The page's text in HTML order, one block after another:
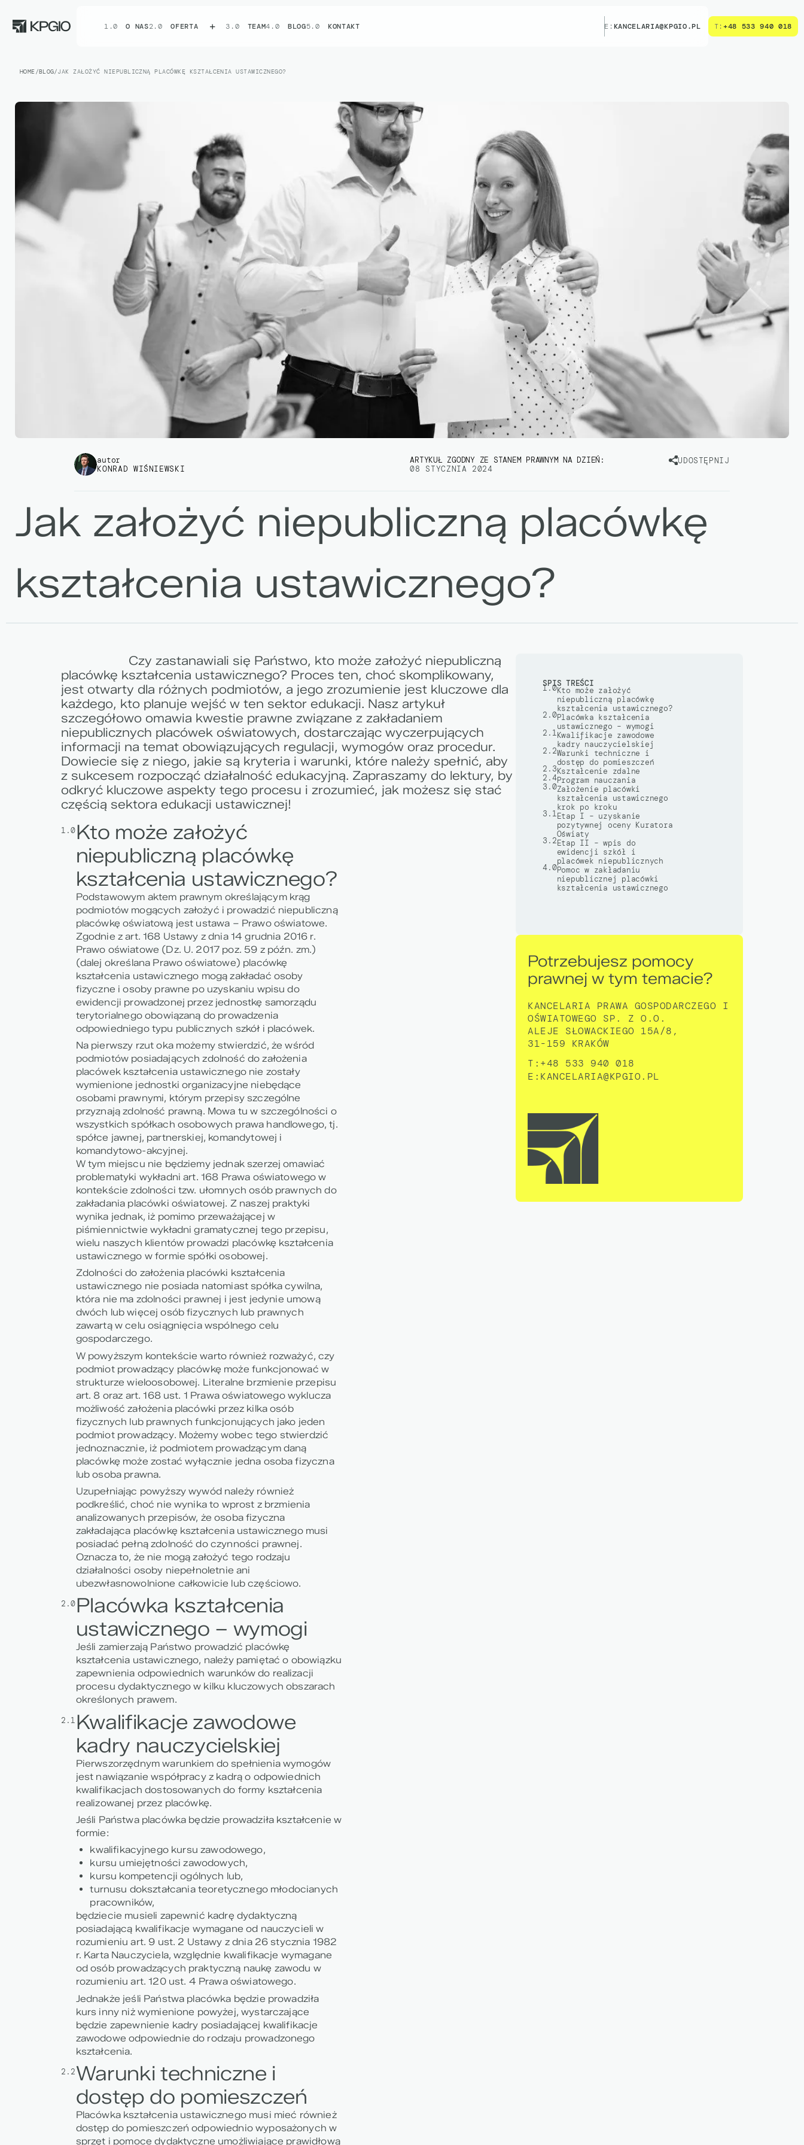
1.0 O NAS2.0 OFERTA 3.0 TEAM4.0 BLOG5.0 KONTAKT E: KANCELARIA@KPGIO.PL T:+48 533 940 018
HOME/BLOG/JAK ZAŁOŻYĆ NIEPUBLICZNĄ PLACÓWKĘ KSZTAŁCENIA USTAWICZNEGO?
autor
KONRAD WIŚNIEWSKI
ARTYKUŁ ZGODNY ZE STANEM PRAWNYM NA DZIEŃ:
08 STYCZNIA 2024
UDOSTĘPNIJ
Jak założyć niepubliczną placówkę
kształcenia ustawicznego?
Czy zastanawiali się Państwo, kto może założyć niepubliczną
placówkę kształcenia ustawicznego? Proces ten, choć skomplikowany,
jest otwarty dla różnych podmiotów, a jego zrozumienie jest kluczowe dla
każdego, kto planuje wejść w ten sektor edukacji. Nasz artykuł
szczegółowo omawia kwestie prawne związane z zakładaniem
niepublicznych placówek oświatowych, dostarczając wyczerpujących
informacji na temat obowiązujących regulacji, wymogów oraz procedur.
Dowiecie się z niego, jakie są kryteria i warunki, które należy spełnić, aby
z sukcesem rozpocząć działalność edukacyjną. Zapraszamy do lektury, by
odkryć kluczowe aspekty tego procesu i zrozumieć, jak możesz się stać
częścią sektora edukacji ustawicznej!
1.0 Kto może założyć
niepubliczną placówkę
kształcenia ustawicznego?
Podstawowym aktem prawnym określającym krąg
podmiotów mogących założyć i prowadzić niepubliczną
placówkę oświatową jest ustawa – Prawo oświatowe.
Zgodnie z art. 168 Ustawy z dnia 14 grudnia 2016 r.
Prawo oświatowe (Dz. U. 2017 poz. 59 z późn. zm.)
(dalej określana Prawo oświatowe) placówkę
kształcenia ustawicznego mogą zakładać osoby
fizyczne i osoby prawne po uzyskaniu wpisu do
ewidencji prowadzonej przez jednostkę samorządu
terytorialnego obowiązaną do prowadzenia
odpowiedniego typu publicznych szkół i placówek.
Na pierwszy rzut oka możemy stwierdzić, że wśród
podmiotów posiadających zdolność do założenia
placówek kształcenia ustawicznego nie zostały
wymienione jednostki organizacyjne niebędące
osobami prawnymi, którym przepisy szczególne
przyznają zdolność prawną. Mowa tu w szczególności o
wszystkich spółkach osobowych prawa handlowego, tj.
spółce jawnej, partnerskiej, komandytowej i
komandytowo-akcyjnej.
W tym miejscu nie będziemy jednak szerzej omawiać
problematyki wykładni art. 168 Prawa oświatowego w
kontekście zdolności tzw. ułomnych osób prawnych do
zakładania placówki oświatowej. Z naszej praktyki
wynika jednak, iż pomimo przeważającej w
piśmiennictwie wykładni gramatycznej tego przepisu,
wielu naszych klientów prowadzi placówkę kształcenia
ustawicznego w formie spółki osobowej.
Zdolności do założenia placówki kształcenia
ustawicznego nie posiada natomiast spółka cywilna,
która nie ma zdolności prawnej i jest jedynie umową
dwóch lub więcej osób fizycznych lub prawnych
zawartą w celu osiągnięcia wspólnego celu
gospodarczego.
W powyższym kontekście warto również rozważyć, czy
podmiot prowadzący placówkę może funkcjonować w
strukturze wieloosobowej. Literalne brzmienie przepisu
art. 8 oraz art. 168 ust. 1 Prawa oświatowego wyklucza
możliwość założenia placówki przez kilka osób
fizycznych lub prawnych funkcjonujących jako jeden
podmiot prowadzący. Możemy wobec tego stwierdzić
jednoznacznie, iż podmiotem prowadzącym daną
placówkę może zostać wyłącznie jedna osoba fizyczna
lub osoba prawna.
Uzupełniając powyższy wywód należy również
podkreślić, choć nie wynika to wprost z brzmienia
analizowanych przepisów, że osoba fizyczna
zakładająca placówkę kształcenia ustawicznego musi
posiadać pełną zdolność do czynności prawnej.
Oznacza to, że nie mogą założyć tego rodzaju
działalności osoby niepełnoletnie ani
ubezwłasnowolnione całkowicie lub częściowo.
2.0 Placówka kształcenia
ustawicznego – wymogi
Jeśli zamierzają Państwo prowadzić placówkę
kształcenia ustawicznego, należy pamiętać o obowiązku
zapewnienia odpowiednich warunków do realizacji
procesu dydaktycznego w kilku kluczowych obszarach
określonych prawem.
2.1 Kwalifikacje zawodowe
kadry nauczycielskiej
Pierwszorzędnym warunkiem do spełnienia wymogów
jest nawiązanie współpracy z kadrą o odpowiednich
kwalifikacjach dostosowanych do formy kształcenia
realizowanej przez placówkę.
Jeśli Państwa placówka będzie prowadziła kształcenie w
formie:
kwalifikacyjnego kursu zawodowego,
kursu umiejętności zawodowych,
kursu kompetencji ogólnych lub,
turnusu dokształcania teoretycznego młodocianych
pracowników,
będziecie musieli zapewnić kadrę dydaktyczną
posiadającą kwalifikacje wymagane od nauczycieli w
rozumieniu art. 9 ust. 2 Ustawy z dnia 26 stycznia 1982
r. Karta Nauczyciela, względnie kwalifikacje wymagane
od osób prowadzących praktyczną naukę zawodu w
rozumieniu art. 120 ust. 4 Prawa oświatowego.
Jednakże jeśli Państwa placówka będzie prowadziła
kurs inny niż wymienione powyżej, wystarczające
będzie zapewnienie kadry posiadającej kwalifikacje
zawodowe odpowiednie do rodzaju prowadzonego
kształcenia.
2.2Warunki techniczne i
dostęp do pomieszczeń
Placówka kształcenia ustawicznego musi mieć również
dostęp do pomieszczeń odpowiednio wyposażonych w
sprzęt i pomoce dydaktyczne umożliwiające prawidłową
SPIS TREŚCI
1.0Kto może założyć
niepubliczną placówkę
kształcenia ustawicznego?
2.0Placówka kształcenia
ustawicznego – wymogi
2.1Kwalifikacje zawodowe
kadry nauczycielskiej
2.2Warunki techniczne i
dostęp do pomieszczeń
2.3Kształcenie zdalne
2.4Program nauczania
3.0Założenie placówki
kształcenia ustawicznego
krok po kroku
3.1Etap I – uzyskanie
pozytywnej oceny Kuratora
Oświaty
3.2Etap II – wpis do
ewidencji szkół i
placówek niepublicznych
4.0Pomoc w zakładaniu
niepublicznej placówki
kształcenia ustawicznego
Potrzebujesz pomocy
prawnej w tym temacie?
KANCELARIA PRAWA GOSPODARCZEGO I
OŚWIATOWEGO SP. Z O.O.
ALEJE SŁOWACKIEGO 15A/8,
31-159 KRAKÓW
T:+48 533 940 018
E: KANCELARIA@KPGIO.PL